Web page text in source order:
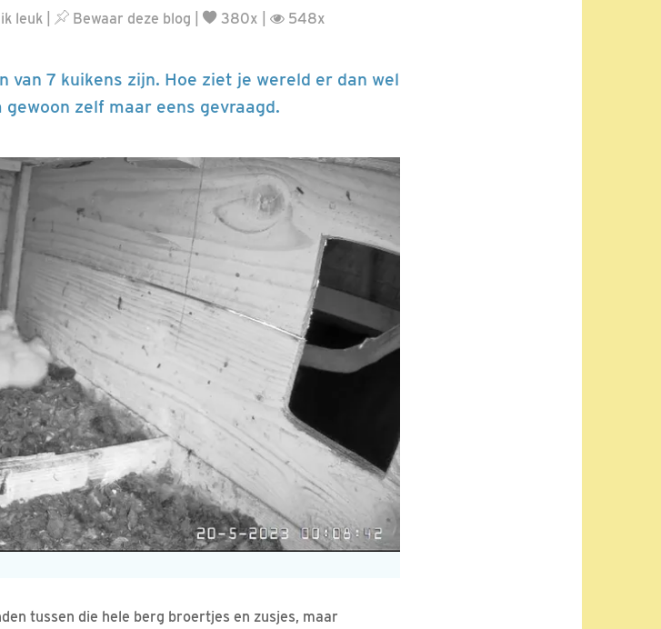
leuk Bewaar deze blog 380x | 548x
van 7 kuikens zijn. Hoe ziet je wereld er dan wel
zelf maar eens gevraagd.
tussen die hele berg broertjes en zusjes, maar